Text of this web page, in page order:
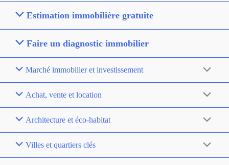
Estimation immobilière gratuite
Faire un diagnostic immobilier
Marché immobilier et investissement
Achat, vente et location
Architecture et éco-habitat
Villes et quartiers clés